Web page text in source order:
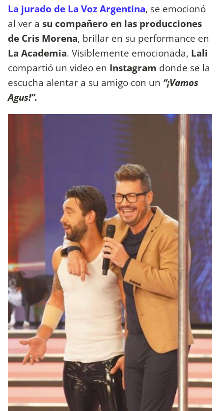
La jurado de La Voz Argentina, se emocionó
al ver a su compañero en las producciones
de Cris Morena, brillar en su performance en
La Academia. Visiblemente emocionada, Lali
compartió un video en Instagram donde se la
escucha alentar a su amigo con un “¡Vamos
Agus!”.